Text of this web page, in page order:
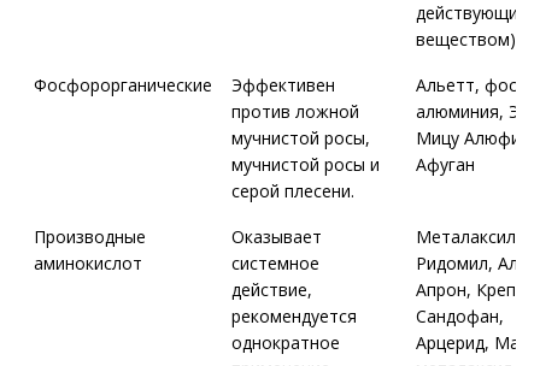
действующим
веществом).
Фосфорорганические
Эффективен
против ложной
мучнистой росы,
мучнистой росы и
серой плесени.
Альетт,
алюминия,
Мицу Алюфит
Афуган
Производные
аминокислот
Оказывает
системное
действие,
рекомендуется
однократное
Металаксил,
Ридомил,
Апрон,
Сандофан,
Арцерид,